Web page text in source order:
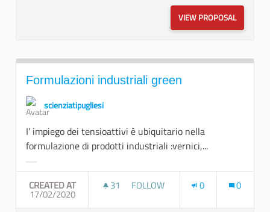
VIEW PROPOSAL
Formulazioni industriali green
scienziatipugliesi
I’ impiego dei tensioattivi è ubiquitario nella
formulazione di prodotti industriali :vernici,...
CREATED AT
17/02/2020
31 31 FOLLOWERS
FOLLOW 0 0